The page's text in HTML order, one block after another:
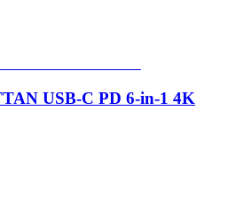
USB-C PD 6-in-1 4K